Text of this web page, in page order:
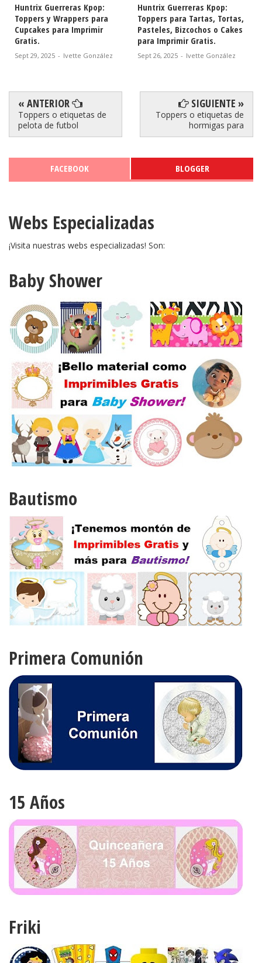
Huntrix Guerreras Kpop:
Toppers para Tartas, Tortas,
Pasteles, Bizcochos o Cakes
para Imprimir Gratis.
Sept 26, 2025 - Ivette González
Lilo y Stitch Live Action:
Toppers para Tartas, Tortas,
Pasteles, Bizcochos o Cakes
para Imprimir Gratis.
Sept 25, 2025 - Ivette González
« ANTERIOR
Toppers o etiquetas de
pelota de futbol
SIGUIENTE »
Toppers o etiquetas de
hormigas para
FACEBOOK BLOGGER
Webs Especializadas
¡Visita nuestras webs especializadas! Son:
Baby Shower
Bautismo
Primera Comunión
15 Años
Friki